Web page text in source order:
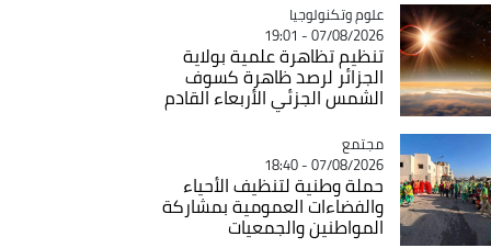
Catégorie
علوم وتكنولوجيا
07/08/2026 - 19:01
تنظيم تظاهرة علمية بولاية
الجزائر لرصد ظاهرة كسوف
الشمس الجزئي الأربعاء القادم
Catégorie
مجتمع
07/08/2026 - 18:40
حملة وطنية لتنظيف الأحياء
والفضاءات العمومية بمشاركة
المواطنين والجمعيات